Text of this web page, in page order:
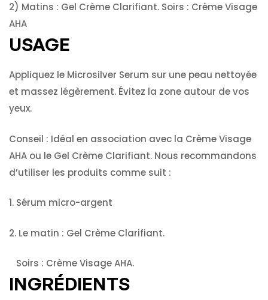
2) Matins : Gel Crème Clarifiant. Soirs : Crème Visage
AHA
USAGE
Appliquez le Microsilver Serum sur une peau nettoyée
et massez légèrement. Évitez la zone autour de vos
yeux.
Conseil : Idéal en association avec la Crème Visage
AHA ou le Gel Crème Clarifiant. Nous recommandons
d’utiliser les produits comme suit :
1. Sérum micro-argent
2. Le matin : Gel Crème Clarifiant.
Soirs : Crème Visage AHA.
INGRÉDIENTS